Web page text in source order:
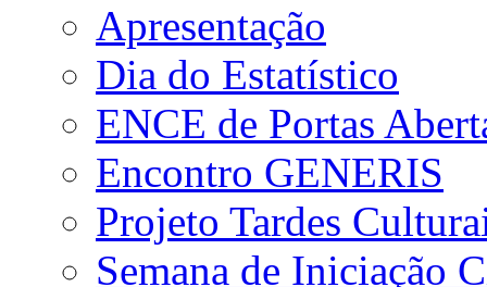
Apresentação
Dia do Estatístico
ENCE de Portas
Encontro GENERIS
Projeto Tardes
Semana de Iniciação